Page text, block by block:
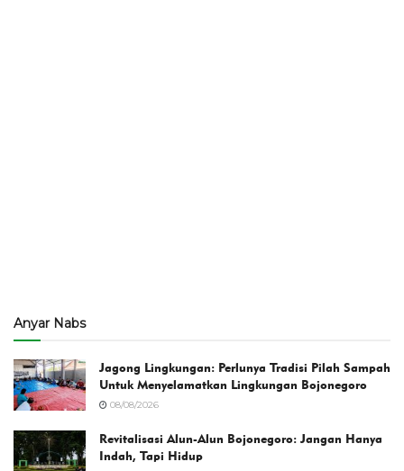
Anyar Nabs
Jagong Lingkungan: Perlunya Tradisi Pilah Sampah
Untuk Menyelamatkan Lingkungan Bojonegoro
08/08/2026
Revitalisasi Alun-Alun Bojonegoro: Jangan Hanya
Indah, Tapi Hidup